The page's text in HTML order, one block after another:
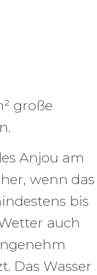
große
Anjou am
wenn das
bis
auch
Das Wasser